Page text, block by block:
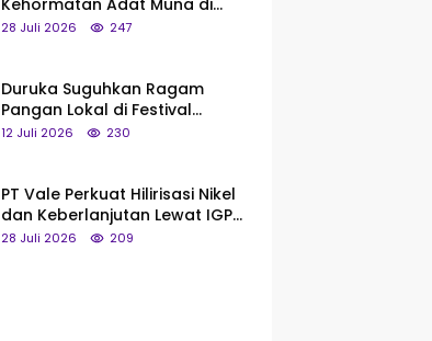
Kehormatan Adat Muna di
Silaturahmi KKMM, Ridwan Bae:
28 Juli 2026 247
Duruka Suguhkan Ragam
Pangan Lokal di Festival
Liangkobhori, Dari Umbi Rebus
12 Juli 2026 230
PT Vale Perkuat Hilirisasi Nikel
dan Keberlanjutan Lewat IGP
Morowali
28 Juli 2026 209